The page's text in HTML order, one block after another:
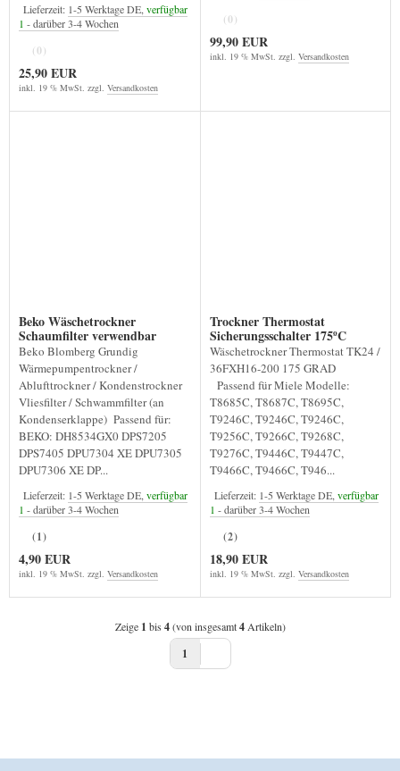
Lieferzeit: 1-5 Werktage DE, verfügbar
1 - darüber 3-4 Wochen
(0)
25,90 EUR
inkl. 19 % MwSt. zzgl. Versandkosten
(0)
99,90 EUR
inkl. 19 % MwSt. zzgl. Versandkosten
Beko Wäschetrockner
Schaumfilter verwendbar
passend für DH8534 DPU8380
Beko Blomberg Grundig
Wärmepumpentrockner /
Ablufttrockner / Kondenstrockner
Vliesfilter / Schwammfilter (an
Kondenserklappe) Passend für:
BEKO: DH8534GX0 DPS7205
DPS7405 DPU7304 XE DPU7305
DPU7306 XE DP...
Lieferzeit: 1-5 Werktage DE, verfügbar
1 - darüber 3-4 Wochen
(1)
4,90 EUR
inkl. 19 % MwSt. zzgl. Versandkosten
Trockner Thermostat
Sicherungsschalter 175ºC
Wäschetrockner Thermostat TK24 /
36FXH16-200 175 GRAD
Passend für Miele Modelle:
T8685C, T8687C, T8695C,
T9246C, T9246C, T9246C,
T9256C, T9266C, T9268C,
T9276C, T9446C, T9447C,
T9466C, T9466C, T946...
Lieferzeit: 1-5 Werktage DE, verfügbar
1 - darüber 3-4 Wochen
(2)
18,90 EUR
inkl. 19 % MwSt. zzgl. Versandkosten
Zeige 1 bis 4(von insgesamt4Artikeln)
1